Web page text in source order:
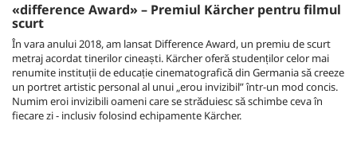
«difference Award» – Premiul Kärcher pentru filmul
scurt
În vara anului 2018, am lansat Difference Award, un premiu de scurt
metraj acordat tinerilor cineaști. Kärcher oferă studenților celor mai
renumite instituții de educație cinematografică din Germania să creeze
un portret artistic personal al unui „erou invizibil” într-un mod concis.
Numim eroi invizibili oameni care se străduiesc să schimbe ceva în
fiecare zi - inclusiv folosind echipamente Kärcher.